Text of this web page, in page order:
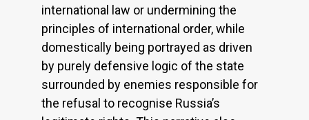
international law or undermining the
principles of international order, while
domestically being portrayed as driven
by purely defensive logic of the state
surrounded by enemies responsible for
the refusal to recognise Russia’s